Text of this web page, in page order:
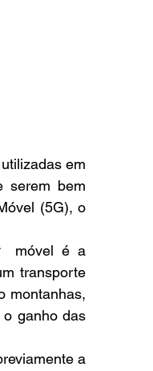
serem bem
(5G), o
móvel é a
transporte
montanhas,
o ganho das